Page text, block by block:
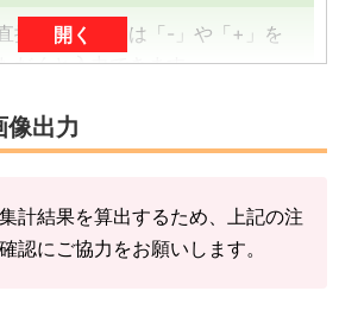
接入力、または「-」や「+」を
だくと入力できます。
入力内容に追加分を加算する形
力をお願いします。
→まずは「3」で送信
2匹→前回入力した「3」に「+
開く
像出力
計結果を算出するため、上記の注
認にご協力をお願いします。